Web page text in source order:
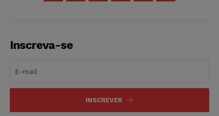
Inscreva-se
INSCREVER